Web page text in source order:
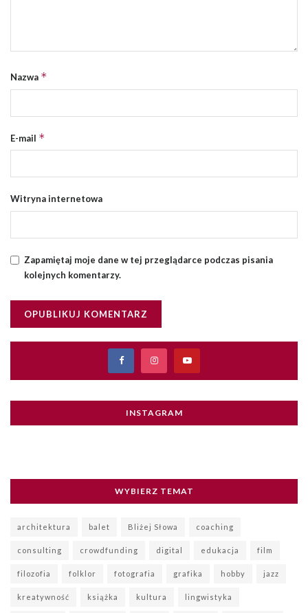
Nazwa *
E-mail *
Witryna internetowa
Zapamiętaj moje dane w tej przeglądarce podczas pisania
kolejnych komentarzy.
INSTAGRAM
WYBIERZ TEMAT
architektura balet Bliżej Słowa coaching
consulting crowdfunding digital edukacja film
filozofia folklor fotografia grafika hobby jazz
kreatywność książka kultura lingwistyka